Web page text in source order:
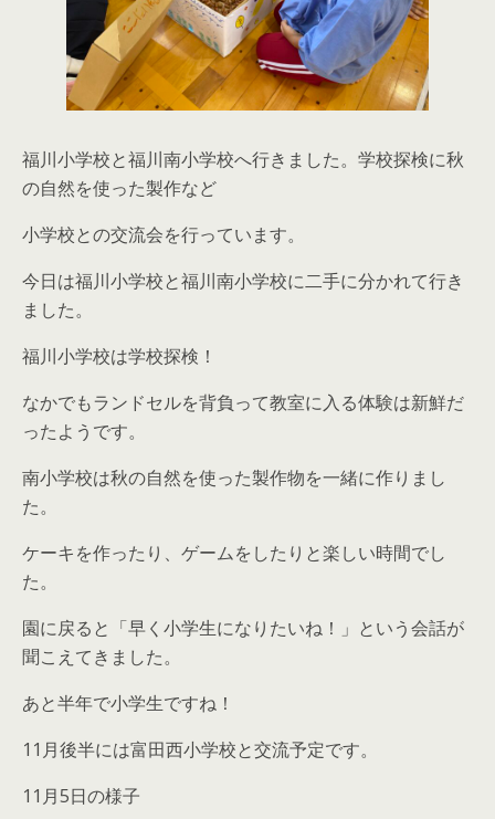
福川小学校と福川南小学校へ行きました。学校探検に秋
の自然を使った製作など
小学校との交流会を行っています。
今日は福川小学校と福川南小学校に二手に分かれて行き
ました。
福川小学校は学校探検！
なかでもランドセルを背負って教室に入る体験は新鮮だ
ったようです。
南小学校は秋の自然を使った製作物を一緒に作りまし
た。
ケーキを作ったり、ゲームをしたりと楽しい時間でし
た。
園に戻ると「早く小学生になりたいね！」という会話が
聞こえてきました。
あと半年で小学生ですね！
11月後半には富田西小学校と交流予定です。
11月5日の様子